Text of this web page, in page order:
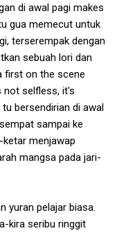
di awal pagi makes
gua memecut untuk
terserempak dengan
sebuah lori dan
first on the scene
not selfless, it's
bersendirian di awal
sampai ke
menjawap
mangsa pada jari-
yuran pelajar biasa.
kira seribu ringgit